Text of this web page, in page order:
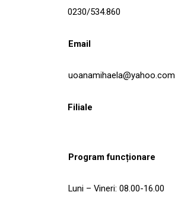
0230/534.860
Email
uoanamihaela@yahoo.com
Filiale
Program funcționare
Luni – Vineri: 08.00-16.00